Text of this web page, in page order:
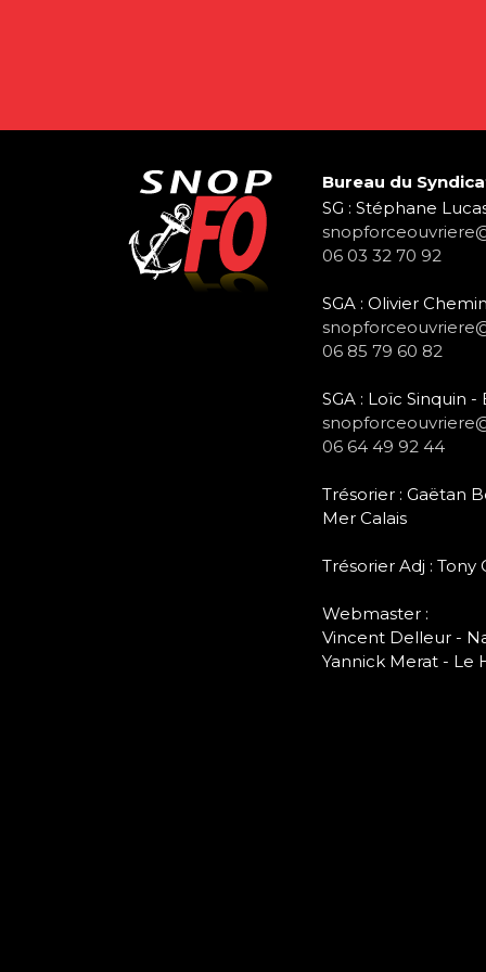
Bureau du
SG : Stéphane
06 03 32 70 92
SGA : Olivier
06 85 79 60 82
SGA : Loïc Sinquin
06 64 49 92 44
Trésorier : Gaëtan
Mer Calais
Trésorier Adj :
Webmaster :
Vincent Delleur -
Yannick Merat - Le